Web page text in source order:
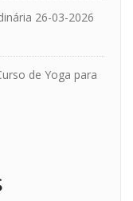
26-03-2026
de Yoga para